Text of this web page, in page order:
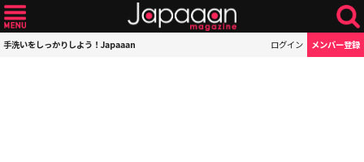
手洗いをしっかりしよう！Japaaan ログイン メンバー登録